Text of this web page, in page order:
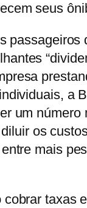
seus
passageiros
a
um
os
mais
taxas